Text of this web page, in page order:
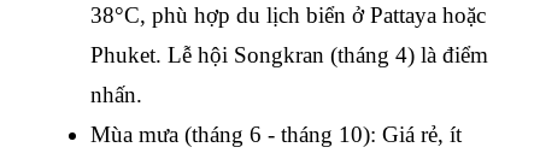
38°C, phù hợp du lịch biển ở Pattaya hoặc
Phuket. Lễ hội Songkran (tháng 4) là điểm
nhấn.
Mùa mưa (tháng 6 - tháng 10): Giá rẻ, ít